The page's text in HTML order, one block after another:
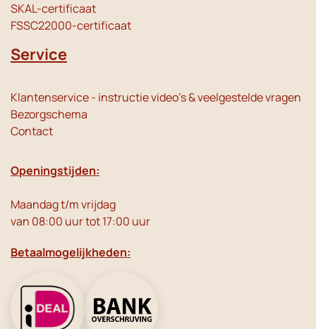
SKAL-certificaat
FSSC22000-certificaat
Service
Klantenservice - instructie video's & veelgestelde vragen
Bezorgschema
Contact
Openingstijden:
Maandag t/m vrijdag
van 08:00 uur tot 17:00 uur
Betaalmogelijkheden: